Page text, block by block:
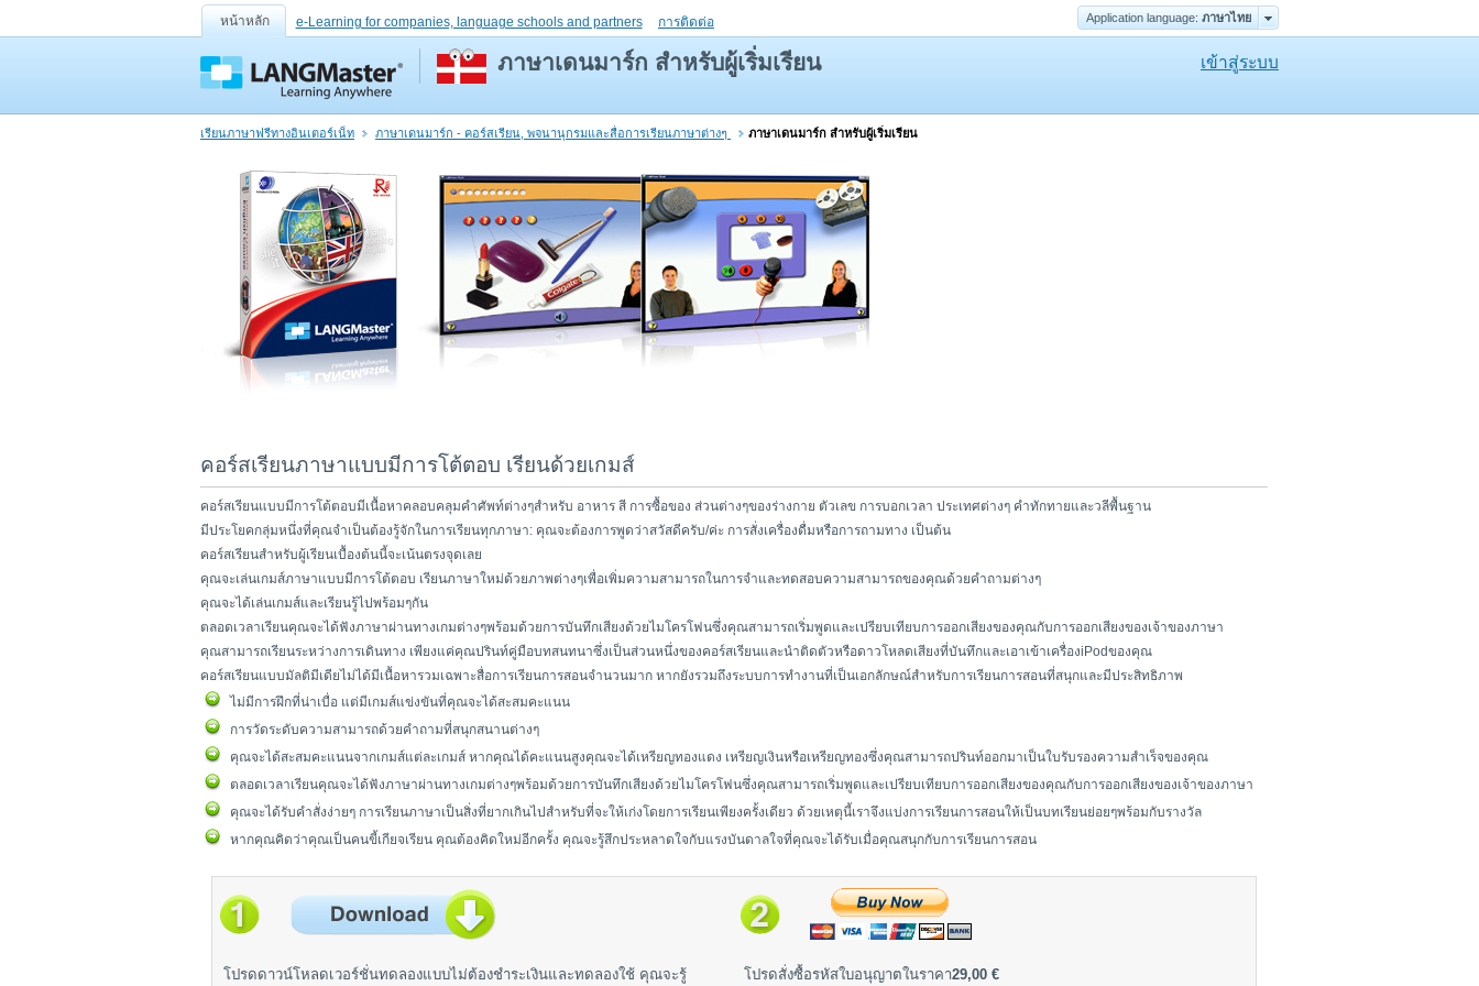
หน้าหลัก e-Learning for companies, language schools and partners การติดต่อ Application language: ภาษาไทย
ภาษาเดนมาร์ก สำหรับผู้เริ่มเรียน เข้าสู่ระบบ
เรียนภาษาฟรีทางอินเตอร์เน็ท ภาษาเดนมาร์ก - คอร์สเรียน, พจนานุกรมและสื่อการเรียนภาษาต่างๆ ภาษาเดนมาร์ก สำหรับผู้เริ่มเรียน
คอร์สเรียนภาษาแบบมีการโต้ตอบ เรียนด้วยเกมส์
คอร์สเรียนแบบมีการโต้ตอบมีเนื้อหาคลอบคลุมคำศัพท์ต่างๆสำหรับ อาหาร สี การซื้อของ ส่วนต่างๆของร่างกาย ตัวเลข การบอกเวลา ประเทศต่างๆ คำทักทายและวลีพื้นฐาน
มีประโยคกลุ่มหนึ่งที่คุณจำเป็นต้องรู้จักในการเรียนทุกภาษา: คุณจะต้องการพูดว่าสวัสดีครับ/ค่ะ การสั่งเครื่องดื่มหรือการถามทาง เป็นต้น
คอร์สเรียนสำหรับผู้เรียนเบื้องต้นนี้จะเน้นตรงจุดเลย
คุณจะเล่นเกมส์ภาษาแบบมีการโต้ตอบ เรียนภาษาใหม่ด้วยภาพต่างๆเพื่อเพิ่มความสามารถในการจำและทดสอบความสามารถของคุณด้วยคำถามต่างๆ
คุณจะได้เล่นเกมส์และเรียนรู้ไปพร้อมๆกัน
ตลอดเวลาเรียนคุณจะได้ฟังภาษาผ่านทางเกมต่างๆพร้อมด้วยการบันทึกเสียงด้วยไมโครโฟนซึ่งคุณสามารถเริ่มพูดและเปรียบเทียบการออกเสียงของคุณกับการออกเสียงของเจ้าของภาษา
คุณสามารถเรียนระหว่างการเดินทาง เพียงแค่คุณปรินท์คู่มือบทสนทนาซึ่งเป็นส่วนหนึ่งของคอร์สเรียนและนำติดตัวหรือดาวโหลดเสียงที่บันทึกและเอาเข้าเครื่องiPodของคุณ
คอร์สเรียนแบบมัลติมีเดียไม่ได้มีเนื้อหารวมเฉพาะสื่อการเรียนการสอนจำนวนมาก หากยังรวมถึงระบบการทำงานที่เป็นเอกลักษณ์สำหรับการเรียนการสอนที่สนุกและมีประสิทธิภาพ
ไม่มีการฝึกที่น่าเบื่อ แต่มีเกมส์แข่งขันที่คุณจะได้สะสมคะแนน
การวัดระดับความสามารถด้วยคำถามที่สนุกสนานต่างๆ
คุณจะได้สะสมคะแนนจากเกมส์แต่ละเกมส์ หากคุณได้คะแนนสูงคุณจะได้เหรียญทองแดง เหรียญเงินหรือเหรียญทองซึ่งคุณสามารถปรินท์ออกมาเป็นใบรับรองความสำเร็จของคุณ
ตลอดเวลาเรียนคุณจะได้ฟังภาษาผ่านทางเกมต่างๆพร้อมด้วยการบันทึกเสียงด้วยไมโครโฟนซึ่งคุณสามารถเริ่มพูดและเปรียบเทียบการออกเสียงของคุณกับการออกเสียงของเจ้าของภาษา
คุณจะได้รับคำสั่งง่ายๆ การเรียนภาษาเป็นสิ่งที่ยากเกินไปสำหรับที่จะให้เก่งโดยการเรียนเพียงครั้งเดียว ด้วยเหตุนี้เราจึงแบ่งการเรียนการสอนให้เป็นบทเรียนย่อยๆพร้อมกับรางวัล
หากคุณคิดว่าคุณเป็นคนขี้เกียจเรียน คุณต้องคิดใหม่อีกครั้ง คุณจะรู้สึกประหลาดใจกับแรงบันดาลใจที่คุณจะได้รับเมื่อคุณสนุกกับการเรียนการสอน
โปรดดาวน์โหลดเวอร์ชั่นทดลองแบบไม่ต้องชำระเงินและทดลองใช้ คุณจะรู้ โปรดสั่งซื้อรหัสใบอนุญาตในราคา29,00 €